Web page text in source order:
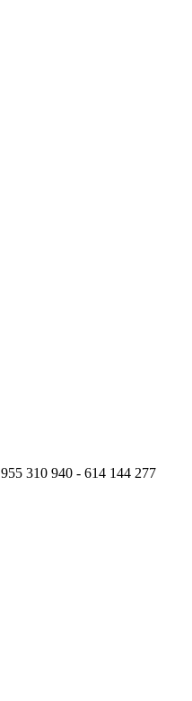
955 310 940 - 614 144 277